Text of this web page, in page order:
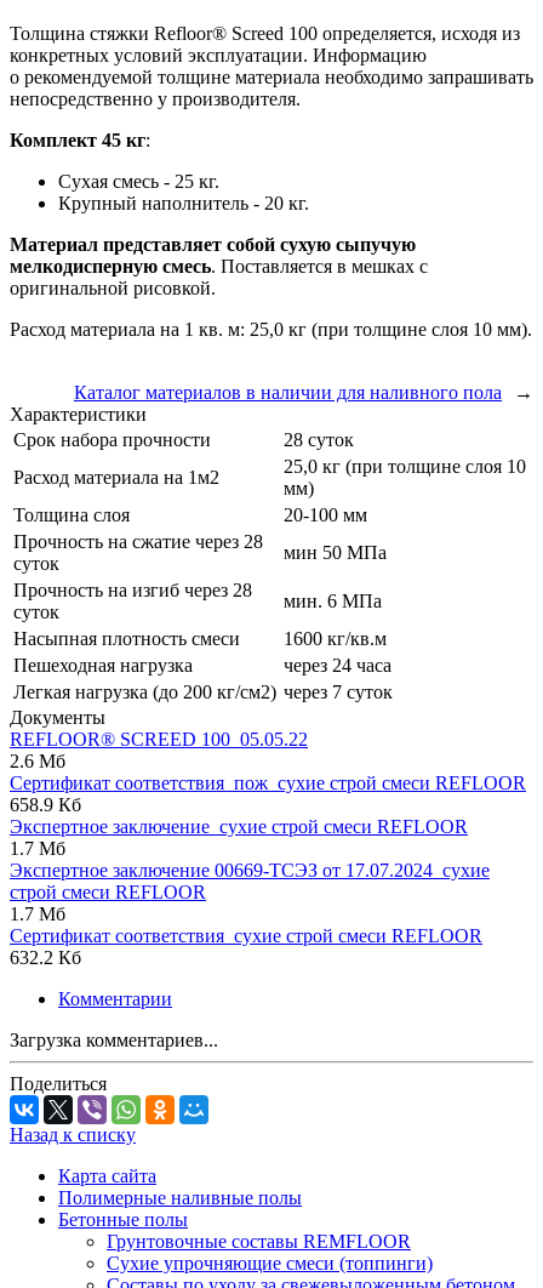
Толщина стяжки Refloor® Screed 100 определяется, исходя из
конкретных условий эксплуатации. Информацию
о рекомендуемой толщине материала необходимо запрашивать
непосредственно у производителя.
Комплект 45 кг:
Сухая смесь - 25 кг.
Крупный наполнитель - 20 кг.
Материал представляет собой сухую сыпучую
мелкодисперную смесь. Поставляется в мешках с
оригинальной рисовкой.
Расход материала на 1 кв. м: 25,0 кг (при толщине слоя 10 мм).
Каталог материалов в наличии для наливного пола
→
Характеристики
Срок набора прочности
28 суток
Расход материала на 1м2
25,0 кг (при толщине слоя 10
мм)
Толщина слоя
20-100 мм
Прочность на сжатие через 28
суток
мин 50 МПа
Прочность на изгиб через 28
суток
мин. 6 МПа
Насыпная плотность смеси
1600 кг/кв.м
Пешеходная нагрузка
через 24 часа
Легкая нагрузка (до 200 кг/см2) через 7 суток
Документы
REFLOOR® SCREED 100_05.05.22
2.6 Мб
Сертификат соответствия_пож_сухие строй смеси REFLOOR
658.9 Кб
Экспертное заключение_сухие строй смеси REFLOOR
1.7 Мб
Экспертное заключение 00669-ТСЭЗ от 17.07.2024_сухие
строй смеси REFLOOR
1.7 Мб
Сертификат соответствия_сухие строй смеси REFLOOR
632.2 Кб
Комментарии
Загрузка комментариев...
Поделиться
Назад к списку
Карта сайта
Полимерные наливные полы
Бетонные полы
Грунтовочные составы REMFLOOR
Сухие упрочняющие смеси (топпинги)